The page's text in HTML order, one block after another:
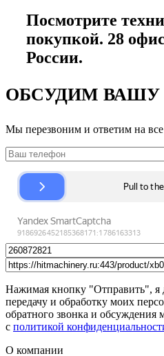
Посмотрите
покупкой. 28
России.
ОБСУДИМ ВАШУ
Мы перезвоним и ответим на
Нажимая кнопку "Отправить", я
передачу и обработку моих
обратного звонка и обсуждения
с политикой
О компании